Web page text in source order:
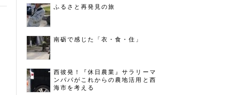
ふるさと再発見の旅
南砺で感じた「衣・食・住」
西彼発！『休日農業』サラリーマ
ンパパがこれからの農地活用と西
海市を考える